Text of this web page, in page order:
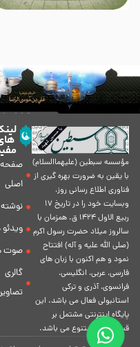
مؤسسه سبطين (عليهماالسلام)
با يقين به ضرورت بهره گیرى از
فناورى اطلاع رسانى روز،
وبسایت خود را در تاريخ 17
ربيع الاول 1424 ق. همزمان با
سالروز ميلاد حضرت رسول اكرم
(صلی الله علیه و آله) افتتاح
نمود و هم اكنون با زبان های
فارسی، عربى، انگلیسی،
فرانسوی، آذری و ترکی
استانبولی فعال مى باشد. اين
پايگاه اينترنتى مشتمل بر
قسمت هاى متنوع مى باشد.
صفحه
اصلی
ویدئو
صوت
گالری
تصاویر